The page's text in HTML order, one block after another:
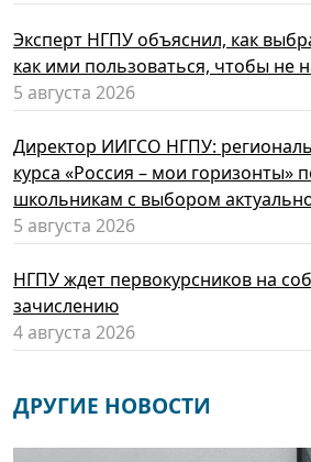
Эксперт НГПУ объяснил, как
как ими пользоваться, чтобы не
5 августа 2026
Директор ИИГСО НГПУ:
курса «Россия – мои горизонты»
школьникам с выбором
5 августа 2026
НГПУ ждет первокурсников на
зачислению
4 августа 2026
ДРУГИЕ НОВОСТИ